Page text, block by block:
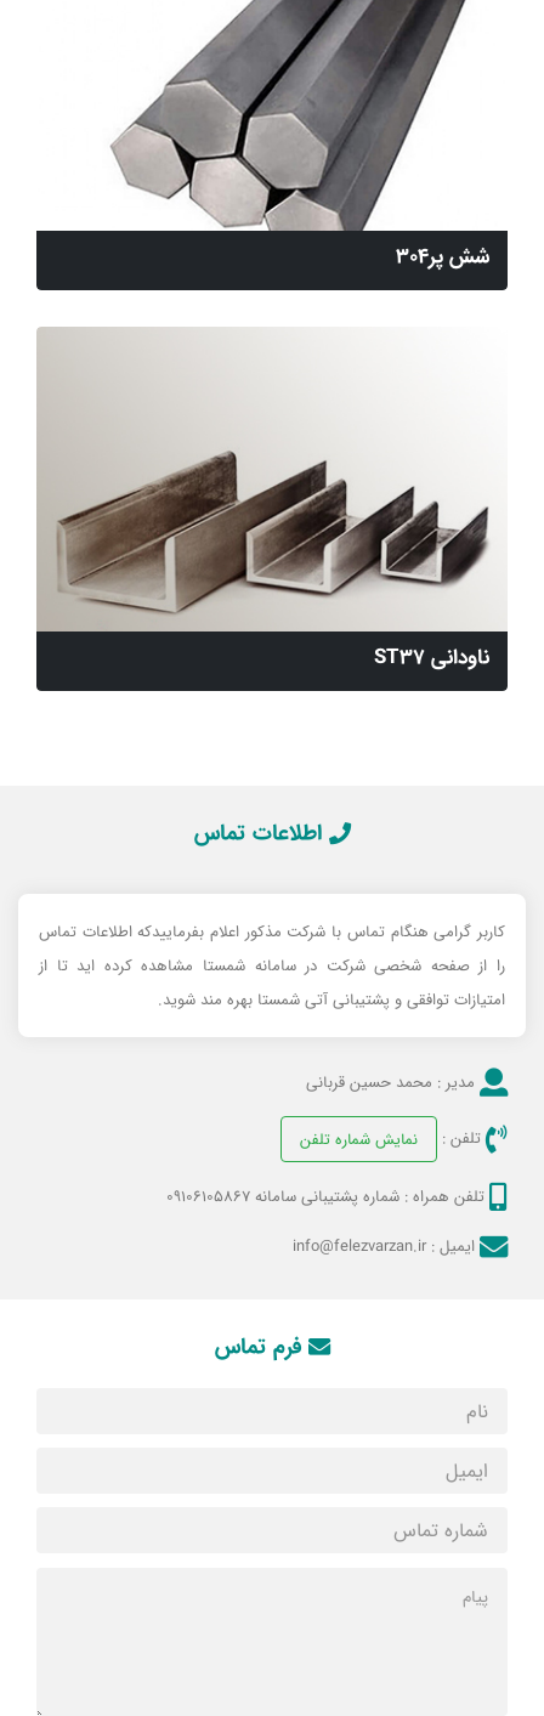
شش پر304
ناودانی ST37
اطلاعات تماس
کاربر گرامی هنگام تماس با شرکت مذکور اعلام بفرماییدکه اطلاعات تماس
را از صفحه شخصی شرکت در سامانه شمستا مشاهده کرده اید تا از
امتیازات توافقی و پشتیبانی آتی شمستا بهره مند شوید.
مدیر : محمد حسین قربانی
تلفن : نمایش شماره تلفن
تلفن همراه : شماره پشتیبانی سامانه 09106105867
ایمیل : info@felezvarzan.ir
فرم تماس